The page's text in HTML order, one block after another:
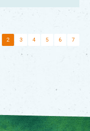
2 3 4 5 6 7